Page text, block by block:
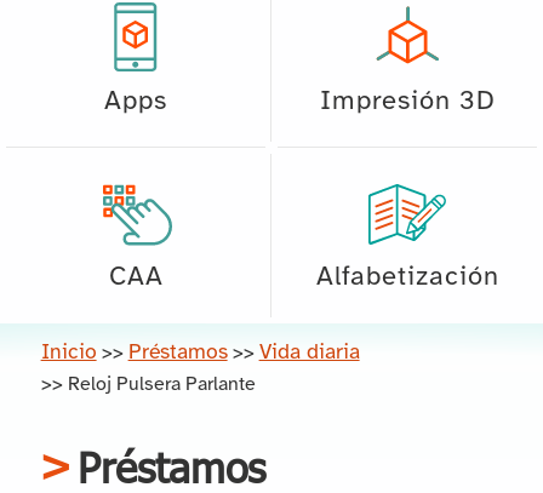
Apps Impresión 3D
CAA Alfabetización
Inicio >> Préstamos >> Vida diaria
>> Reloj Pulsera Parlante
Préstamos